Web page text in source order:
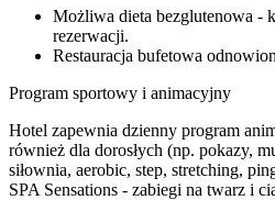
Możliwa dieta bezglutenowa -
rezerwacji.
Restauracja bufetowa
Program sportowy i animacyjny
Hotel zapewnia dzienny program
również dla dorosłych (np. pokazy,
siłownia, aerobic, step, stretching,
SPA Sensations - zabiegi na twarz i